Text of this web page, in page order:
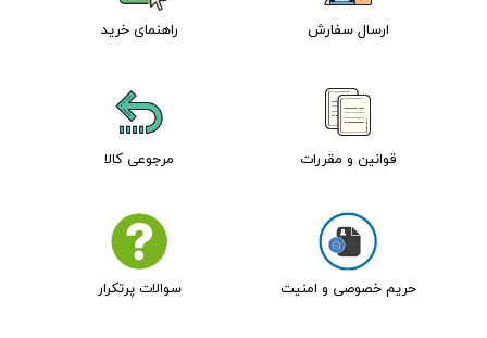
ارسال سفارش راهنمای خرید
قوانین و مقررات مرجوعی کالا
حریم خصوصی و امنیت سوالات پرتکرار